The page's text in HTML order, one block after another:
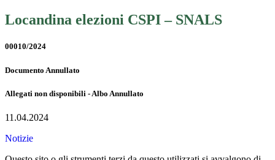
Locandina elezioni CSPI – SNALS
00010/2024
Documento Annullato
Allegati non disponibili - Albo Annullato
11.04.2024
Notizie